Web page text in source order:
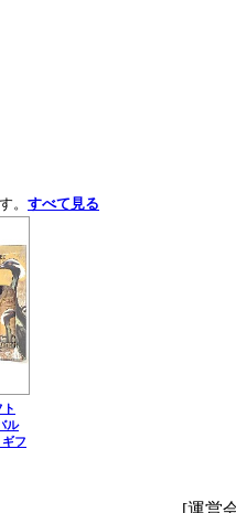
。 すべて見る
ト
ル
フ
[運営